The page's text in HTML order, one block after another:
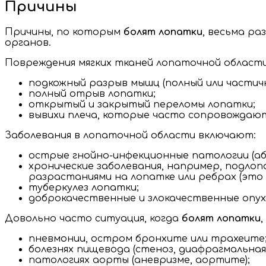
Причины
Причины, по которым болят лопатки, весьма
органов.
Повреждения мягких тканей лопаточной
подкожный разрыв мышц (полный или
полный отрыв лопатки;
открытый и закрытый переломы лопатки;
вывихи плеча, которые часто
Заболевания в лопаточной области включают:
острые гнойно-инфекционные патологии
хронические заболевания, например,
разрастаниями на лопатке или ребрах
туберкулез лопатки;
доброкачественные и злокачественные
Довольно часто ситуация, когда болят лопатки,
пневмонии, остром бронхите или
болезнях пищевода (стеноз,
патологиях аорты (аневризме, аортите);